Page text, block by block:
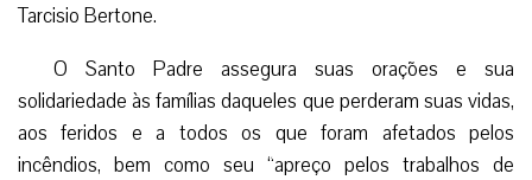
Tarcisio Bertone.
O Santo Padre assegura suas orações e sua
solidariedade às famílias daqueles que perderam suas vidas,
aos feridos e a todos os que foram afetados pelos
incêndios, bem como seu “apreço pelos trabalhos de